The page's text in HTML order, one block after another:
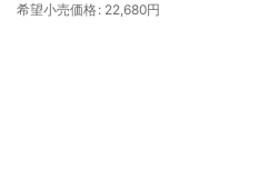
希望小売価格: 22,680円